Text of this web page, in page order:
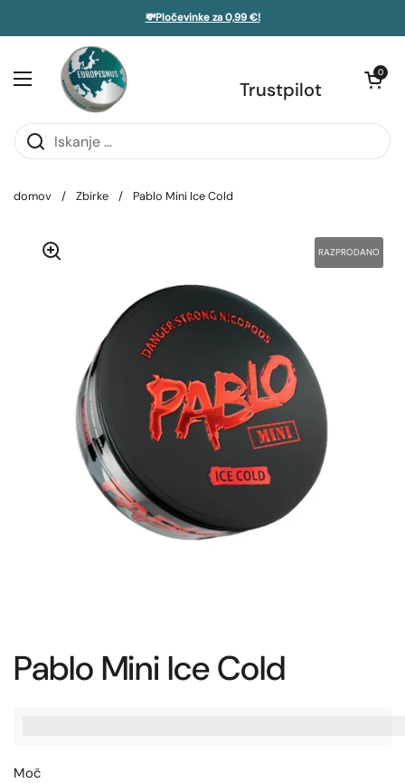
💸Pločevinke za 0,99 €!
Trustpilot
Odprite meni Odpri0
stransko vrstico
domov / Zbirke / Pablo Mini Ice Cold
RAZPRODANO
Pablo Mini Ice Cold
Moč